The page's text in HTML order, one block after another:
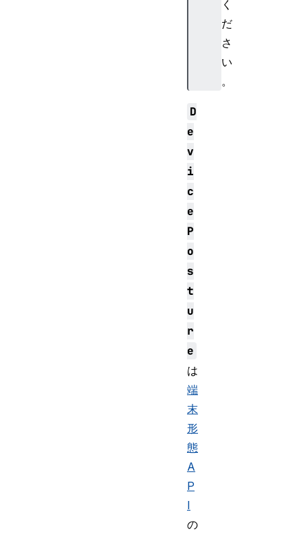
く
だ
さ
い
。
D
e
v
i
c
e
P
o
s
t
u
r
e
は
端
末
形
態
A
P
I
の